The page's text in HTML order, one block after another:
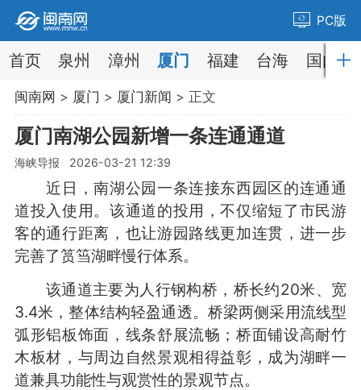
PC版
首页 泉州 漳州 厦门 福建 台海 国内
闽南网 > 厦门 > 厦门新闻 > 正文
厦门南湖公园新增一条连通通道
海峡导报 2026-03-21 12:39
近日，南湖公园一条连接东西园区的连通通
道投入使用。该通道的投用，不仅缩短了市民游
客的通行距离，也让游园路线更加连贯，进一步
完善了筼筜湖畔慢行体系。
该通道主要为人行钢构桥，桥长约20米、宽
3.4米，整体结构轻盈通透。桥梁两侧采用流线型
弧形铝板饰面，线条舒展流畅；桥面铺设高耐竹
木板材，与周边自然景观相得益彰，成为湖畔一
道兼具功能性与观赏性的景观节点。